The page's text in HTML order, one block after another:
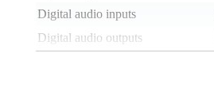
Digital audio inputs
Digital audio outputs